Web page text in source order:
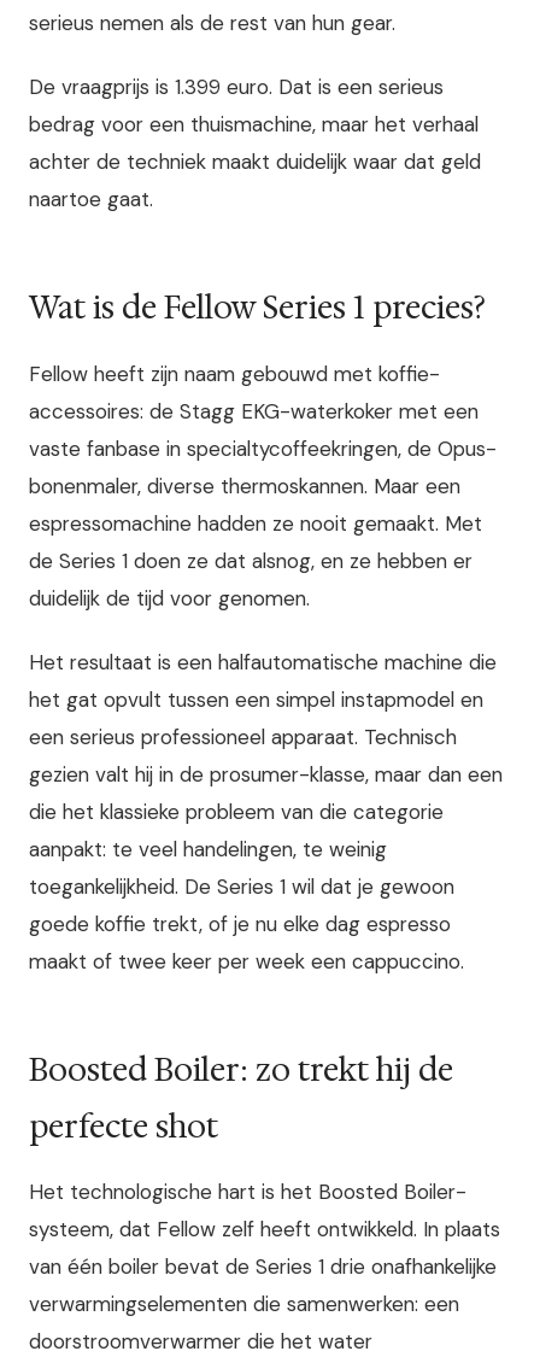
serieus nemen als de rest van hun gear.
De vraagprijs is 1.399 euro. Dat is een serieus
bedrag voor een thuismachine, maar het verhaal
achter de techniek maakt duidelijk waar dat geld
naartoe gaat.
Wat is de Fellow Series 1 precies?
Fellow heeft zijn naam gebouwd met koffie-
accessoires: de Stagg EKG-waterkoker met een
vaste fanbase in specialtycoffeekringen, de Opus-
bonenmaler, diverse thermoskannen. Maar een
espressomachine hadden ze nooit gemaakt. Met
de Series 1 doen ze dat alsnog, en ze hebben er
duidelijk de tijd voor genomen.
Het resultaat is een halfautomatische machine die
het gat opvult tussen een simpel instapmodel en
een serieus professioneel apparaat. Technisch
gezien valt hij in de prosumer-klasse, maar dan een
die het klassieke probleem van die categorie
aanpakt: te veel handelingen, te weinig
toegankelijkheid. De Series 1 wil dat je gewoon
goede koffie trekt, of je nu elke dag espresso
maakt of twee keer per week een cappuccino.
Boosted Boiler: zo trekt hij de
perfecte shot
Het technologische hart is het Boosted Boiler-
systeem, dat Fellow zelf heeft ontwikkeld. In plaats
van één boiler bevat de Series 1 drie onafhankelijke
verwarmingselementen die samenwerken: een
doorstroomverwarmer die het water